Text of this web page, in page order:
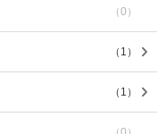
（0 ）
（ 1 ）
（ 1 ）